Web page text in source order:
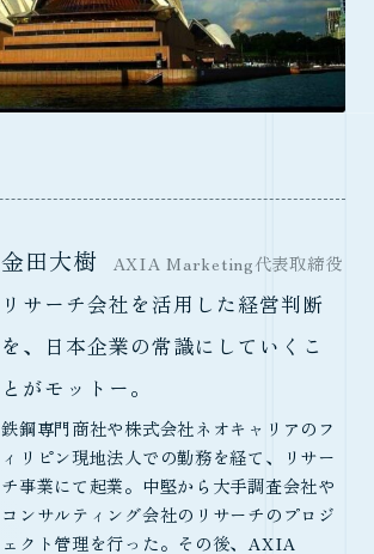
金田大樹 AXIA Marketing代表取締役
リサーチ会社を活用した経営判断
を、日本企業の常識にしていくこ
とがモットー。
鉄鋼専門商社や株式会社ネオキャリアのフ
ィリピン現地法人での勤務を経て、リサー
チ事業にて起業。中堅から大手調査会社や
コンサルティング会社のリサーチのプロジ
ェクト管理を行った。その後、AXIA